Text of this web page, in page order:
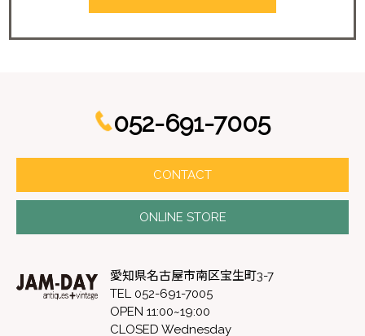
052-691-7005
CONTACT
ONLINE STORE
愛知県名古屋市南区宝生町3-7
TEL 052-691-7005
OPEN 11:00~19:00
CLOSED Wednesday